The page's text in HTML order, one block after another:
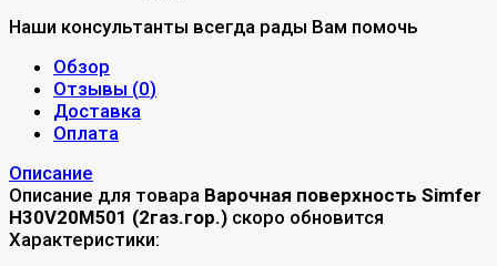
Наши консультанты всегда рады Вам помочь
Обзор
Отзывы (0)
Доставка
Оплата
Описание
Описание для товара Варочная поверхность Simfer
H30V20M501 (2газ.гор.) скоро обновится
Характеристики: